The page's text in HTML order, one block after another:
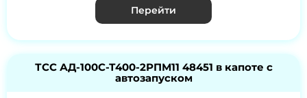
Перейти
ТСС АД-100С-Т400-2РПМ11 48451 в капоте с
автозапуском